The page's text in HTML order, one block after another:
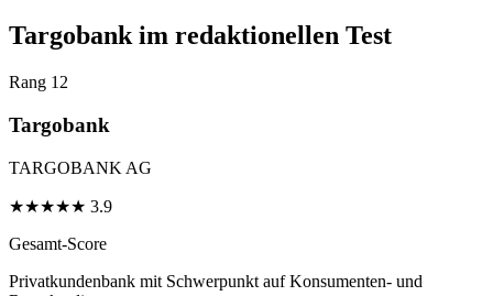
Targobank im redaktionellen Test
Rang 12
Targobank
TARGOBANK AG
★★★★★ 3.9
Gesamt-Score
Privatkundenbank mit Schwerpunkt auf Konsumenten- und